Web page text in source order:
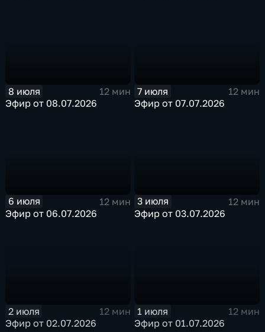
8 июля
12 мин
Эфир от 08.07.2026
7 июля
12 мин
Эфир от 07.07.2026
6 июля
12 мин
Эфир от 06.07.2026
3 июля
12 мин
Эфир от 03.07.2026
2 июля
12 мин
Эфир от 02.07.2026
1 июля
12 мин
Эфир от 01.07.2026